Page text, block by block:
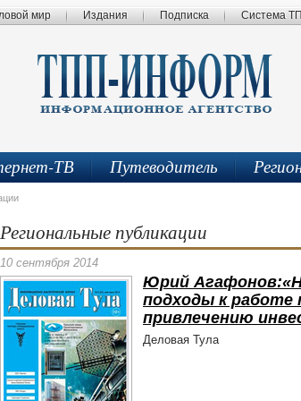
мир Издания Подписка Система
ТВ Путеводитель
Региональные публикации
10 сентября 2014
Юрий
подходы к работе
привлечению
Деловая Тула